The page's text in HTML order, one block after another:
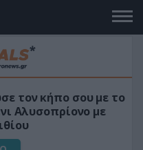
τον κήπο σου με το
Αλυσοπρίονο με